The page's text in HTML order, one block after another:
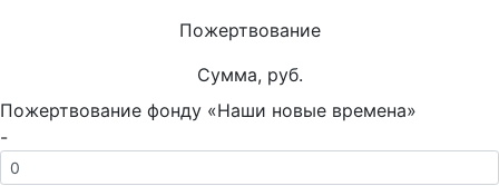
Пожертвование
Сумма, руб.
Пожертвование фонду «Наши новые времена»
-